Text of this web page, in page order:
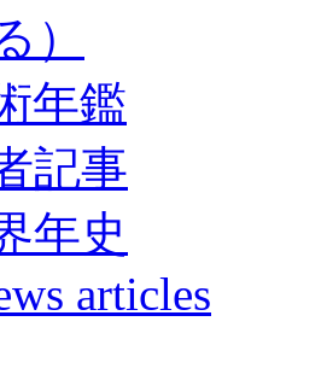
）
年鑑
記事
年史
articles